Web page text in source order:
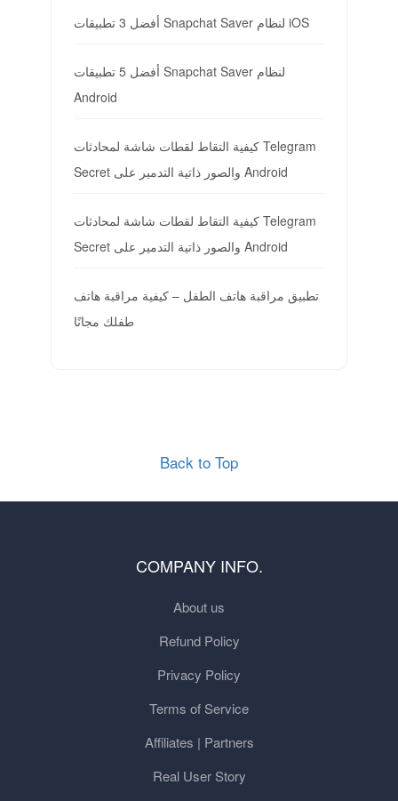
أفضل 3 تطبيقات Snapchat Saver لنظام iOS
أفضل 5 تطبيقات Snapchat Saver لنظام
Android
كيفية التقاط لقطات شاشة لمحادثات Telegram
Secret والصور ذاتية التدمير على Android
كيفية التقاط لقطات شاشة لمحادثات Telegram
Secret والصور ذاتية التدمير على Android
تطبيق مراقبة هاتف الطفل – كيفية مراقبة هاتف
طفلك مجانًا
Back to Top
COMPANY INFO.
About us
Refund Policy
Privacy Policy
Terms of Service
Affiliates | Partners
Real User Story